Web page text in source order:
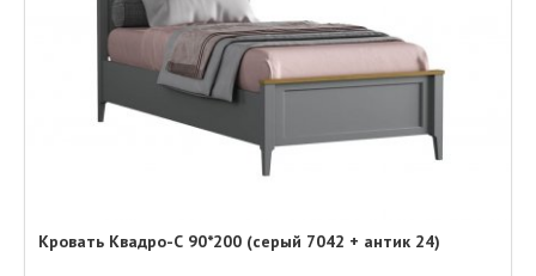
Кровать Квадро-С 90*200 (серый 7042 + антик 24)